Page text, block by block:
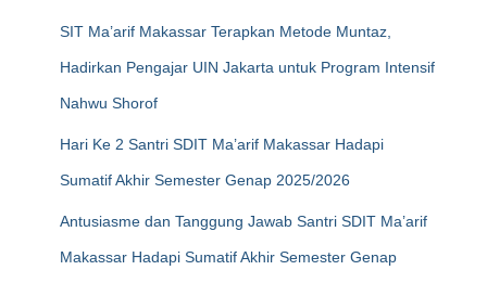
SIT Ma’arif Makassar Terapkan Metode Muntaz,
Hadirkan Pengajar UIN Jakarta untuk Program Intensif
Nahwu Shorof
Hari Ke 2 Santri SDIT Ma’arif Makassar Hadapi
Sumatif Akhir Semester Genap 2025/2026
Antusiasme dan Tanggung Jawab Santri SDIT Ma’arif
Makassar Hadapi Sumatif Akhir Semester Genap